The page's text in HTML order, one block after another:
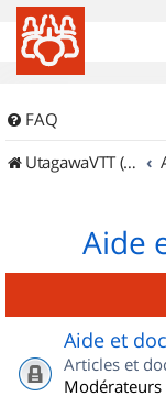
FAQ
UtagawaVTT (Randos VTT et VTTAE avec traces GPS)
Aide
Aide et
Articles et
Modérateurs